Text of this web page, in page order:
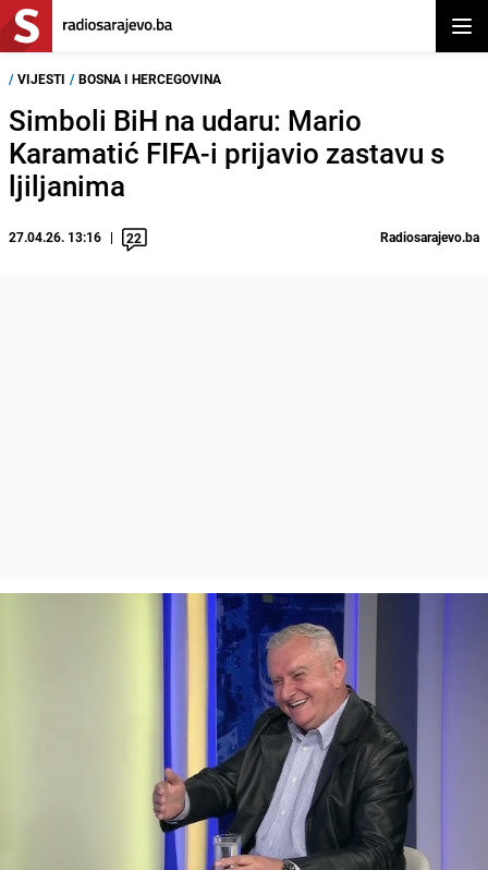
/ VIJESTI / BOSNA I HERCEGOVINA
Simboli BiH na udaru: Mario
Karamatić FIFA-i prijavio zastavu s
ljiljanima
27.04.26. 13:16 22 Radiosarajevo.ba